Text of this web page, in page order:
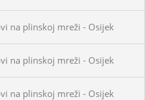
na plinskoj mreži - Osijek
na plinskoj mreži - Osijek
na plinskoj mreži - Osijek